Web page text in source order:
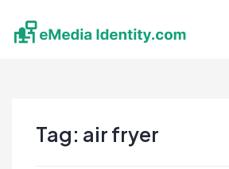
content
Tag: air fryer